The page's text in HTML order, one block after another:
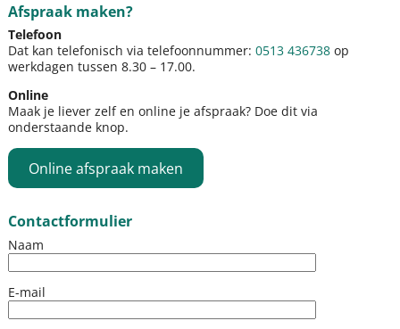
Afspraak maken?
Telefoon
Dat kan telefonisch via telefoonnummer: 0513 436738op
werkdagen tussen 8.30 – 17.00.
Online
Maak je liever zelf en online je afspraak? Doe dit via
onderstaande knop.
Online afspraak maken
Contactformulier
Naam
E-mail